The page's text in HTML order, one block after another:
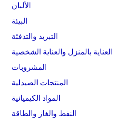
الألبان
البيئة
التبريد والتدفئة
العناية بالمنزل والعناية الشخصية
المشروبات
المنتجات الصيدلية
المواد الكيميائية
النفط والغاز والطاقة